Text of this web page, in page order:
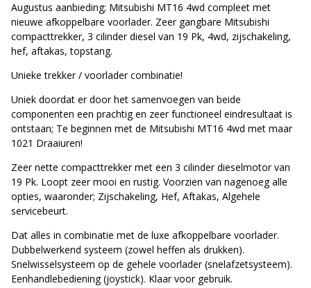
Augustus aanbieding; Mitsubishi MT16 4wd compleet met
nieuwe afkoppelbare voorlader. Zeer gangbare Mitsubishi
compacttrekker, 3 cilinder diesel van 19 Pk, 4wd, zijschakeling,
hef, aftakas, topstang.
Unieke trekker / voorlader combinatie!
Uniek doordat er door het samenvoegen van beide
componenten een prachtig en zeer functioneel eindresultaat is
ontstaan; Te beginnen met de Mitsubishi MT16 4wd met maar
1021 Draaiuren!
Zeer nette compacttrekker met een 3 cilinder dieselmotor van
19 Pk. Loopt zeer mooi en rustig. Voorzien van nagenoeg alle
opties, waaronder; Zijschakeling, Hef, Aftakas, Algehele
servicebeurt.
Dat alles in combinatie met de luxe afkoppelbare voorlader.
Dubbelwerkend systeem (zowel heffen als drukken).
Snelwisselsysteem op de gehele voorlader (snelafzetsysteem).
Eenhandlebediening (joystick). Klaar voor gebruik.